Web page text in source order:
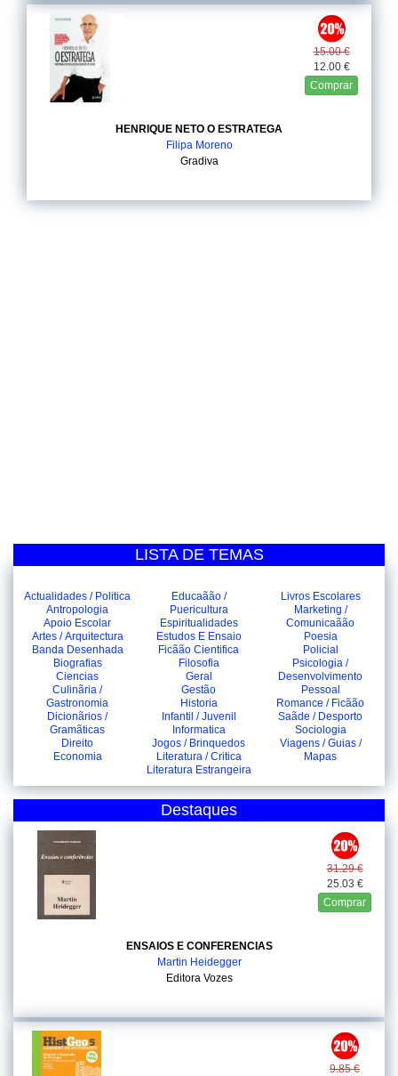
15.00 €
12.00 €
Comprar
HENRIQUE NETO O ESTRATEGA
Filipa Moreno
Gradiva
LISTA DE TEMAS
Actualidades / Politica
Antropologia
Apoio Escolar
Artes / Arquitectura
Banda Desenhada
Biografias
Ciencias
Culinãria /
Gastronomia
Dicionãrios /
Gramãticas
Direito
Economia
Educaãão /
Puericultura
Espiritualidades
Estudos E Ensaio
Ficãão Cientifica
Filosofia
Geral
Gestão
Historia
Infantil / Juvenil
Informatica
Jogos / Brinquedos
Literatura / Critica
Literatura Estrangeira
Livros Escolares
Marketing /
Comunicaãão
Poesia
Policial
Psicologia /
Desenvolvimento
Pessoal
Romance / Ficãão
Saãde / Desporto
Sociologia
Viagens / Guias /
Mapas
Destaques
31.29 €
25.03 €
Comprar
ENSAIOS E CONFERENCIAS
Martin Heidegger
Editora Vozes
9.85 €